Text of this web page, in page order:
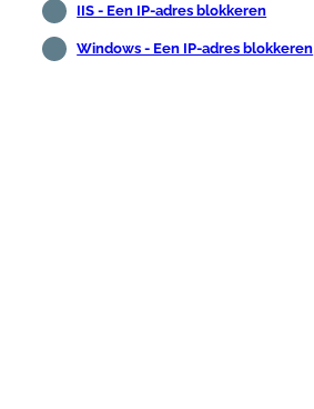
IIS - Een IP-adres blokkeren
Windows - Een IP-adres blokkeren